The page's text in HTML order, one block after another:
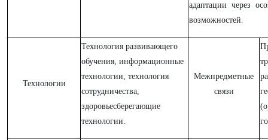
адаптации через
возможностей.
Технологии
Технология развивающего
обучения, информационные
технологии, технология
сотрудничества,
здоровьесберегающие
технологии.
Межпредметные
связи